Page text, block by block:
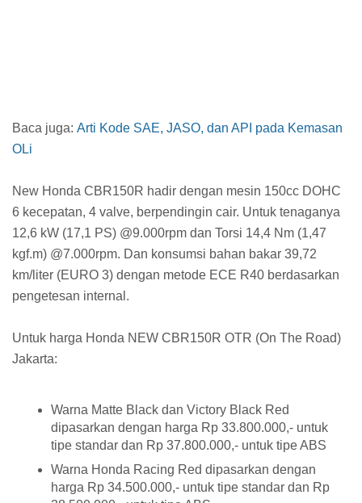
Baca juga: Arti Kode SAE, JASO, dan API pada Kemasan
OLi
New Honda CBR150R hadir dengan mesin 150cc DOHC
6 kecepatan, 4 valve, berpendingin cair. Untuk tenaganya
12,6 kW (17,1 PS) @9.000rpm dan Torsi 14,4 Nm (1,47
kgf.m) @7.000rpm. Dan konsumsi bahan bakar 39,72
km/liter (EURO 3) dengan metode ECE R40 berdasarkan
pengetesan internal.
Untuk harga Honda NEW CBR150R OTR (On The Road)
Jakarta:
Warna Matte Black dan Victory Black Red
dipasarkan dengan harga Rp 33.800.000,- untuk
tipe standar dan Rp 37.800.000,- untuk tipe ABS
Warna Honda Racing Red dipasarkan dengan
harga Rp 34.500.000,- untuk tipe standar dan Rp